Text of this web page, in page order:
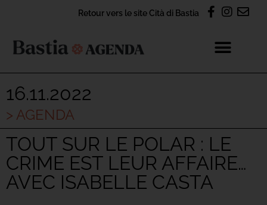
Retour vers le site Cità di Bastia
16.11.2022
> AGENDA
TOUT SUR LE POLAR : LE
CRIME EST LEUR AFFAIRE…
AVEC ISABELLE CASTA